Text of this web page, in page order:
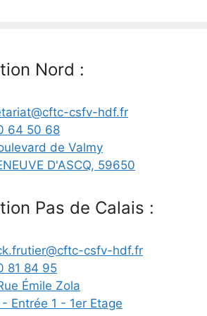
Nord :
csfv-hdf.fr
64 50 68
de Valmy
D'ASCQ, 59650
Pas de Calais :
csfv-hdf.fr
81 84 95
Émile Zola
- Entrée 1 - 1er Etage